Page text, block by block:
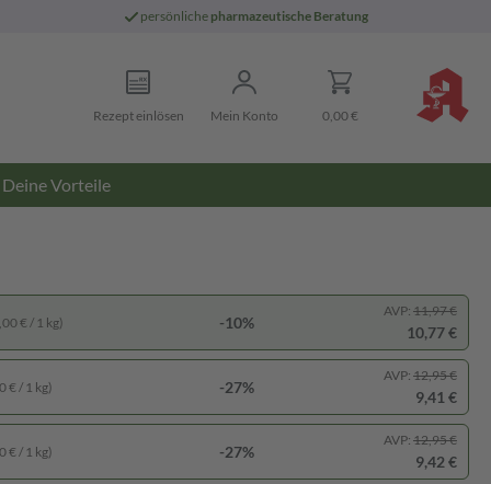
persönliche pharmazeutische Beratung
Rezept einlösen Mein Konto 0,00 €
Deine Vorteile
€ / 1 kg) -27%
AVP: 12,95 €
9,41 €
€ / 1 kg) -27%
AVP: 12,95 €
9,42 €
€ / 1 kg) -10%
AVP: 11,97 €
10,77 €